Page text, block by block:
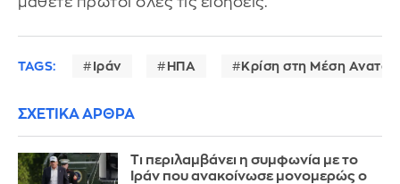
TAGS: Ιράν ΗΠΑ Κρίση στη Μέση
ΣΧΕΤΙΚΑ ΑΡΘΡΑ
Τι περιλαμβάνει η συμφωνία με το
Ιράν που ανακοίνωσε μονομερώς ο